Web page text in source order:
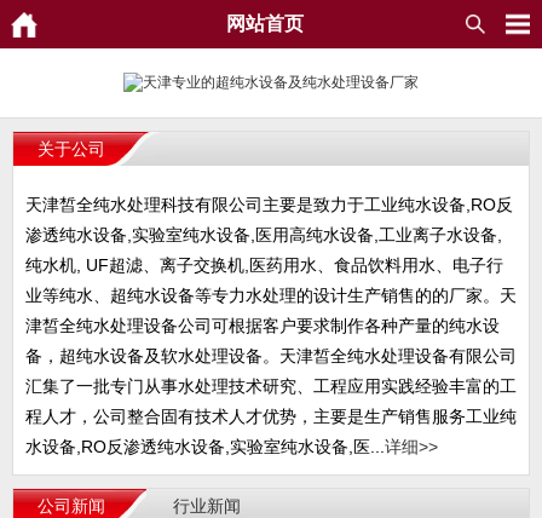
网站首页
关于公司
天津皙全纯水处理科技有限公司主要是致力于工业纯水设备,RO反
渗透纯水设备,实验室纯水设备,医用高纯水设备,工业离子水设备,
纯水机, UF超滤、离子交换机,医药用水、食品饮料用水、电子行
业等纯水、超纯水设备等专力水处理的设计生产销售的的厂家。天
津皙全纯水处理设备公司可根据客户要求制作各种产量的纯水设
备，超纯水设备及软水处理设备。天津皙全纯水处理设备有限公司
汇集了一批专门从事水处理技术研究、工程应用实践经验丰富的工
程人才，公司整合固有技术人才优势，主要是生产销售服务工业纯
水设备,RO反渗透纯水设备,实验室纯水设备,医... 详细>>
公司新闻 行业新闻